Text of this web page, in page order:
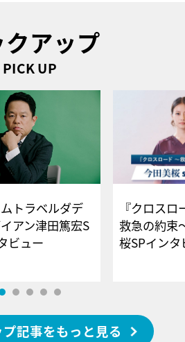
クアップ
PICK UP
ムトラベルダデ
アン津田篤宏S
タビュー
『クロス
救急の約束
桜SPイ
記事をもっと見る